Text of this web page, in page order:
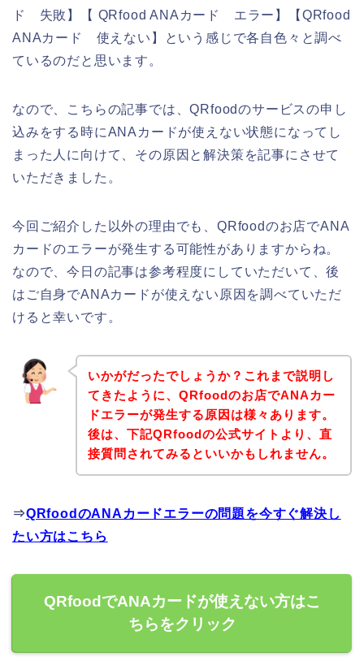
ド 失敗】【 QRfood ANAカード エラー】【QRfood
ANAカード 使えない】という感じで各自色々と調べ
ているのだと思います。
なので、こちらの記事では、QRfoodのサービスの申し
込みをする時にANAカードが使えない状態になってし
まった人に向けて、その原因と解決策を記事にさせて
いただきました。
今回ご紹介した以外の理由でも、QRfoodのお店でANA
カードのエラーが発生する可能性がありますからね。
なので、今日の記事は参考程度にしていただいて、後
はご自身でANAカードが使えない原因を調べていただ
けると幸いです。
いかがだったでしょうか？これまで説明し
てきたように、QRfoodのお店でANAカー
ドエラーが発生する原因は様々あります。
後は、下記QRfoodの公式サイトより、直
接質問されてみるといいかもしれません。
⇒QRfoodのANAカードエラーの問題を今すぐ解決し
たい方はこちら
QRfoodでANAカードが使えない方はこ
ちらをクリック